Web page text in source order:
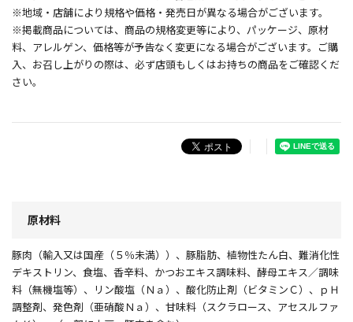
※地域・店舗により規格や価格・発売日が異なる場合がございます。
※掲載商品については、商品の規格変更等により、パッケージ、原材
料、アレルゲン、価格等が予告なく変更になる場合がございます。ご購
入、お召し上がりの際は、必ず店頭もしくはお持ちの商品をご確認くだ
さい。
原材料
豚肉（輸入又は国産（５％未満））、豚脂肪、植物性たん白、難消化性
デキストリン、食塩、香辛料、かつおエキス調味料、酵母エキス／調味
料（無機塩等）、リン酸塩（Ｎａ）、酸化防止剤（ビタミンＣ）、ｐＨ
調整剤、発色剤（亜硝酸Ｎａ）、甘味料（スクラロース、アセスルファ